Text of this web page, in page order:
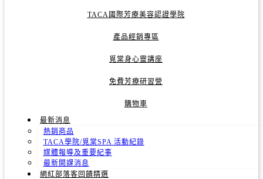
TACA國際芳療美容認證學院
產品經銷專區
覓棠身心靈講座
免費芳療研習營
購物車
最新消息
熱銷商品
TACA學院/覓棠SPA 活動紀錄
媒體報導及重要紀事
最新開課消息
網紅部落客回饋精選